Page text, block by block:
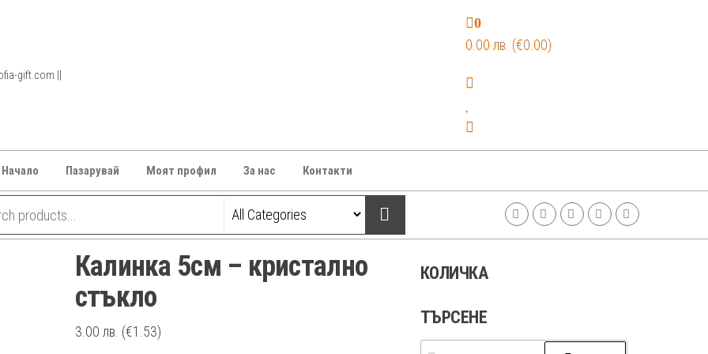
gift.com ||
0
0.00 лв. (€0.00)
Начало Пазарувай Моят профил За нас Контакти
Калинка 5см – кристално
стъкло
3.00 лв. (€1.53)
КОЛИЧКА
ТЪРСЕНЕ
Търсене